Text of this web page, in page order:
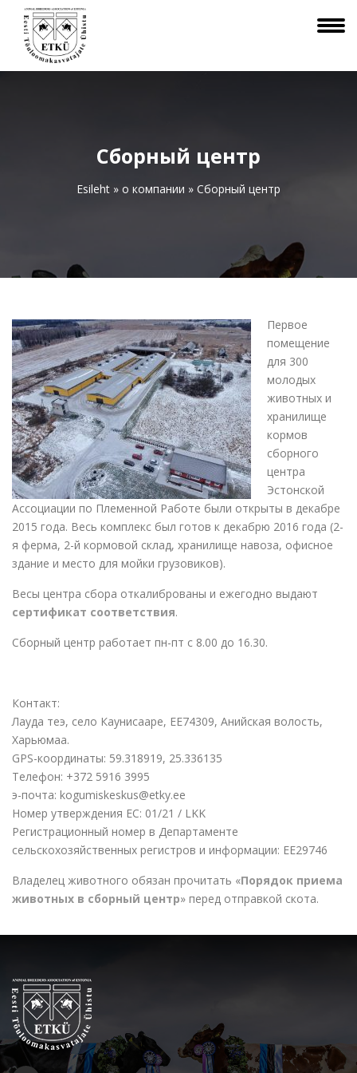
Сборный центр
Esileht » o компании » Сборный центр
Первое
помещение
для 300
молодых
животных и
хранилище
кормов
сборного
центра
Эстонской
Ассоциации по Племенной Работе были открыты в декабре
2015 года. Весь комплекс был готов к декабрю 2016 года (2-
я ферма, 2-й кормовой склад, хранилище навоза, офисное
здание и место для мойки грузовиков).
Весы центра сбора откалиброваны и ежегодно выдают
сертификат соответствия.
Сборный центр работает пн-пт с 8.00 до 16.30.
Контакт:
Лауда теэ, село Каунисааре, EE74309, Анийская волость,
Харьюмаа.
GPS-координаты: 59.318919, 25.336135
Телефон: +372 5916 3995
э-почта: kogumiskeskus@etky.ee
Номер утверждения ЕС: 01/21 / LKK
Регистрационный номер в Департаментe
сельскохозяйственных регистров и информации: EE29746
Владелец животного обязан прочитать «Порядок приема
животных в cборный центр» перед отправкой скота.